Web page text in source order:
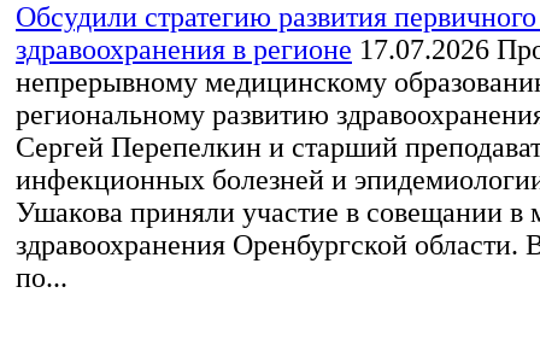
Обсудили стратегию развития первичного
здравоохранения в регионе 17.07.2026
непрерывному медицинскому
региональному развитию
Сергей Перепелкин и старший
инфекционных болезней и
Ушакова приняли участие в совещании в
здравоохранения Оренбургской области.
по...